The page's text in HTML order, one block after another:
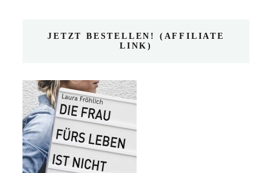
JETZT BESTELLEN! (AFFILIATE
LINK)